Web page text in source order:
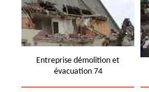
Entreprise démolition et
évacuation 74